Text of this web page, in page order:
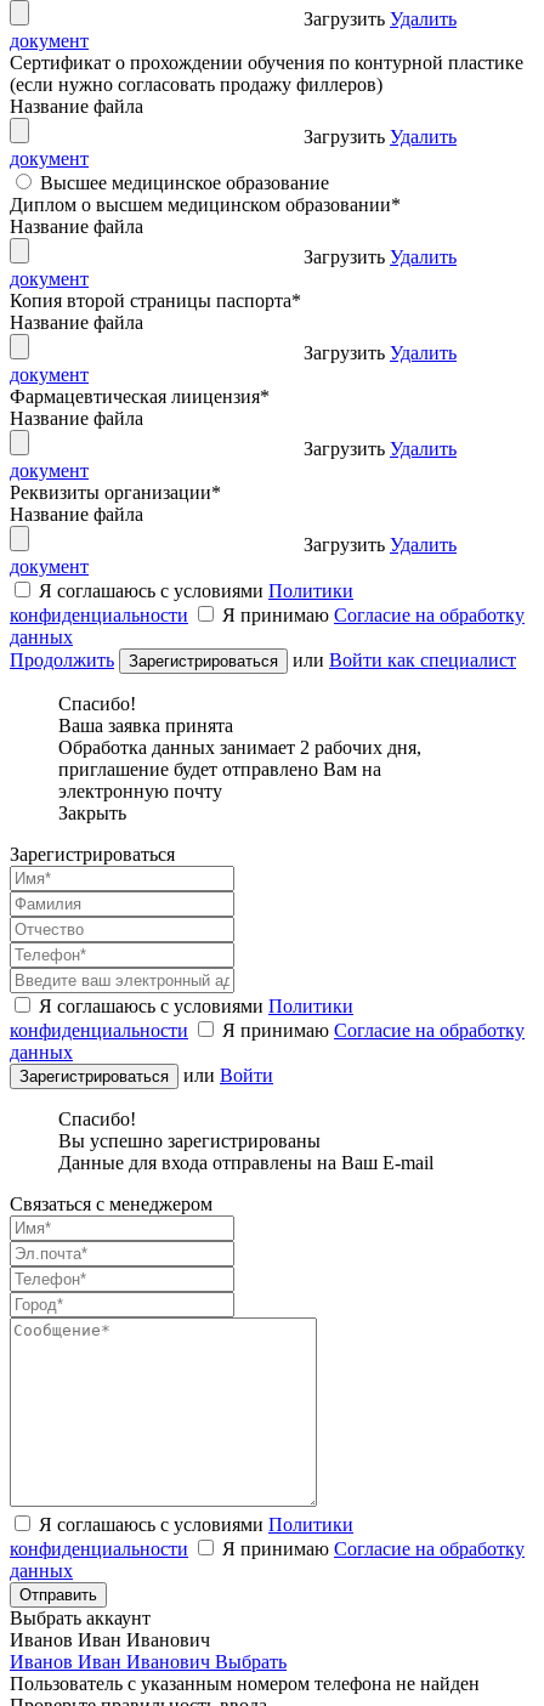
Загрузить Удалить
документ
Сертификат о прохождении обучения по контурной пластике
(если нужно согласовать продажу филлеров)
Название файла
Загрузить Удалить
документ
Высшее медицинское образование
Диплом о высшем медицинском образовании*
Название файла
Загрузить Удалить
документ
Копия второй страницы паспорта*
Название файла
Загрузить Удалить
документ
Фармацевтическая лиицензия*
Название файла
Загрузить Удалить
документ
Реквизиты организации*
Название файла
Загрузить Удалить
документ
Я соглашаюсь с условиями Политики
конфиденциальности
Я принимаю Согласие на обработку
данных
Продолжить
или Войти как специалист
Спасибо!
Ваша заявка принята
Обработка данных занимает 2 рабочих дня,
приглашение будет отправлено Вам на
электронную почту
Закрыть
Зарегистрироваться
Я соглашаюсь с условиями Политики
конфиденциальности
Я принимаю Согласие на обработку
данных
или Войти
Спасибо!
Вы успешно зарегистрированы
Данные для входа отправлены на Ваш E-mail
Связаться с менеджером
Я соглашаюсь с условиями Политики
конфиденциальности
Я принимаю Согласие на обработку
данных
Выбрать аккаунт
Иванов Иван Иванович
Иванов Иван Иванович Выбрать
Пользователь с указанным номером телефона не найден